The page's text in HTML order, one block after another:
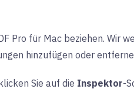
Pro für Mac beziehen. Wir
hinzufügen oder
Sie auf die Inspektor-